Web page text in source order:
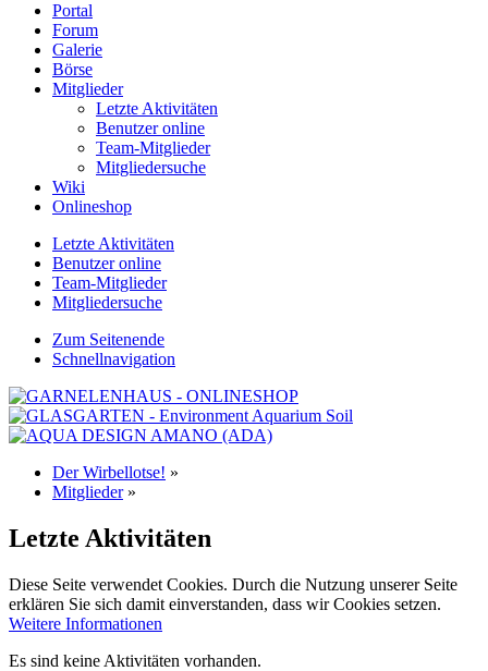
Portal
Forum
Galerie
Börse
Mitglieder
Letzte Aktivitäten
Benutzer online
Team-Mitglieder
Mitgliedersuche
Wiki
Onlineshop
Letzte Aktivitäten
Benutzer online
Team-Mitglieder
Mitgliedersuche
Zum Seitenende
Schnellnavigation
Der Wirbellotse! »
Mitglieder »
Letzte Aktivitäten
Diese Seite verwendet Cookies. Durch die Nutzung unserer Seite
erklären Sie sich damit einverstanden, dass wir Cookies setzen.
Weitere Informationen
Es sind keine Aktivitäten vorhanden.